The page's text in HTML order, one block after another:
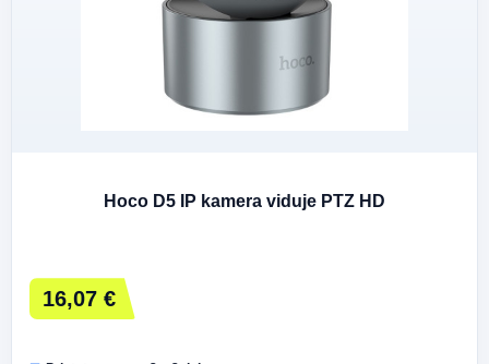
Hoco D5 IP kamera viduje PTZ HD
16,07 €